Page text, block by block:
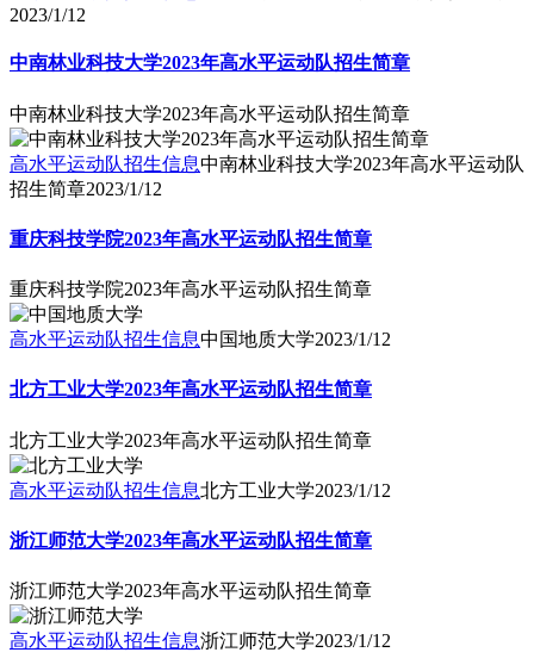
2023/1/12
中南林业科技大学2023年高水平运动队招生简章
中南林业科技大学2023年高水平运动队招生简章
高水平运动队招生信息中南林业科技大学2023年高水平运动队
招生简章2023/1/12
重庆科技学院2023年高水平运动队招生简章
重庆科技学院2023年高水平运动队招生简章
高水平运动队招生信息中国地质大学2023/1/12
北方工业大学2023年高水平运动队招生简章
北方工业大学2023年高水平运动队招生简章
高水平运动队招生信息北方工业大学2023/1/12
浙江师范大学2023年高水平运动队招生简章
浙江师范大学2023年高水平运动队招生简章
高水平运动队招生信息浙江师范大学2023/1/12